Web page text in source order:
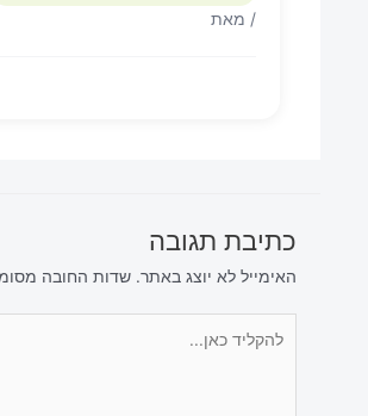
/ מאת
כתיבת תגובה
האימייל לא יוצג באתר. שדות החובה
כאן...